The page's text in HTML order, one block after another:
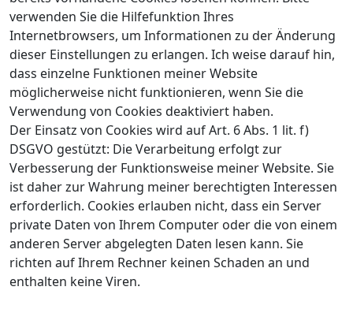
verwenden Sie die Hilfefunktion Ihres
Internetbrowsers, um Informationen zu der Änderung
dieser Einstellungen zu erlangen. Ich weise darauf hin,
dass einzelne Funktionen meiner Website
möglicherweise nicht funktionieren, wenn Sie die
Verwendung von Cookies deaktiviert haben.
Der Einsatz von Cookies wird auf Art. 6 Abs. 1 lit. f)
DSGVO gestützt: Die Verarbeitung erfolgt zur
Verbesserung der Funktionsweise meiner Website. Sie
ist daher zur Wahrung meiner berechtigten Interessen
erforderlich. Cookies erlauben nicht, dass ein Server
private Daten von Ihrem Computer oder die von einem
anderen Server abgelegten Daten lesen kann. Sie
richten auf Ihrem Rechner keinen Schaden an und
enthalten keine Viren.